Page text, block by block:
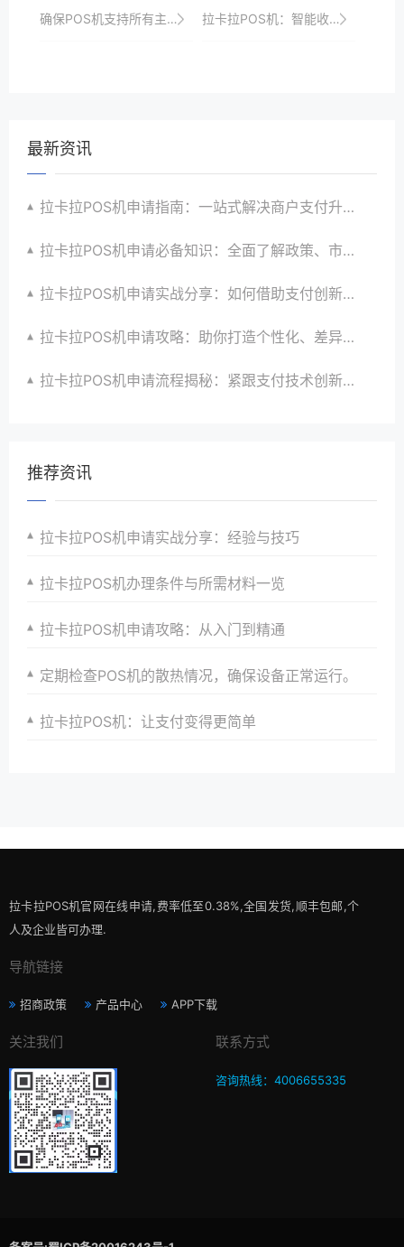
确保POS机支持所有主流支付方式。 拉卡拉POS机：智能收银，开启商家收银新时代
最新资讯
拉卡拉POS机申请指南：一站式解决商户支付升级、智能化与创新需求
拉卡拉POS机申请必备知识：全面了解政策、市场、技术与创新趋势
拉卡拉POS机申请实战分享：如何借助支付创新技术提升商户运营效益与效率
拉卡拉POS机申请攻略：助你打造个性化、差异化支付体验以提升竞争力
拉卡拉POS机申请流程揭秘：紧跟支付技术创新步伐，抢占市场先机
推荐资讯
拉卡拉POS机申请实战分享：经验与技巧
拉卡拉POS机办理条件与所需材料一览
拉卡拉POS机申请攻略：从入门到精通
定期检查POS机的散热情况，确保设备正常运行。
拉卡拉POS机：让支付变得更简单
拉卡拉POS机官网在线申请,费率低至0.38%,全国发货,顺丰包邮,个
人及企业皆可办理.
导航链接
招商政策 产品中心 APP下载
关注我们 联系方式
咨询热线：4006655335